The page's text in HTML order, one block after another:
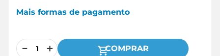
Mais formas de pagamento
＋
－ COMPRAR